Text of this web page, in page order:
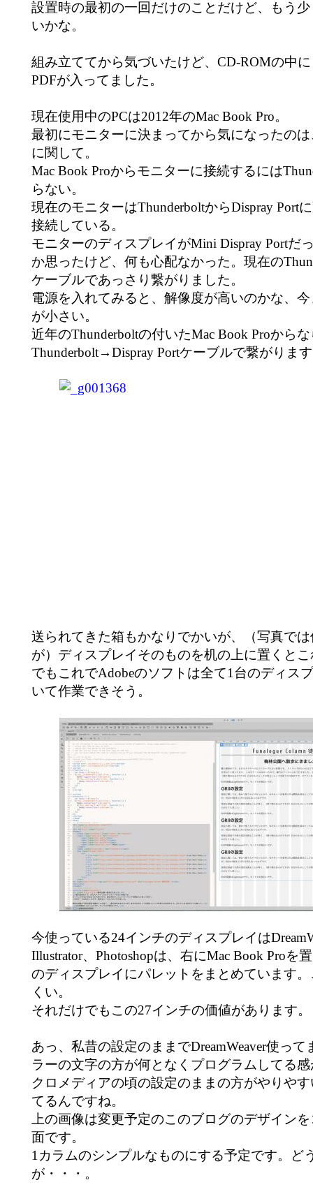
設置時の最初の一回だけのことだけど、もう
いかな。
組み立ててから気づいたけど、CD-ROMの中
PDFが入ってました。
現在使用中のPCは2012年のMac Book Pro。
最初にモニターに決まってから気になったの
に関して。
Mac Book Proからモニターに接続するには
らない。
現在のモニターはThunderboltからDispray Port
接続している。
モニターのディスプレイがMini Dispray Portだ
か思ったけど、何も心配なかった。現在の
ケーブルであっさり繋がりました。
電源を入れてみると、解像度が高いのかな、
が小さい。
近年のThunderboltの付いたMac Book Proからな
Thunderbolt→Dispray Portケーブルで繋がりま
送られてきた箱もかなりでかいが、（写真で
が）ディスプレイそのものを机の上に置くと
でもこれでAdobeのソフトは全て1台のディス
いて作業できそう。
今使っている24インチのディスプレイは
Illustrator、Photoshopは、右にMac Book Proを
のディスプレイにパレットをまとめています
くい。
それだけでもこの27インチの価値があります。
あっ、私昔の設定のままでDreamWeaver使っ
ラーの文字の方が何となくプログラムしてる
クロメディアの頃の設定のままの方がやりや
てるんですね。
上の画像は変更予定のこのブログのデザイン
面です。
1カラムのシンプルなものにする予定です。ど
が・・・。